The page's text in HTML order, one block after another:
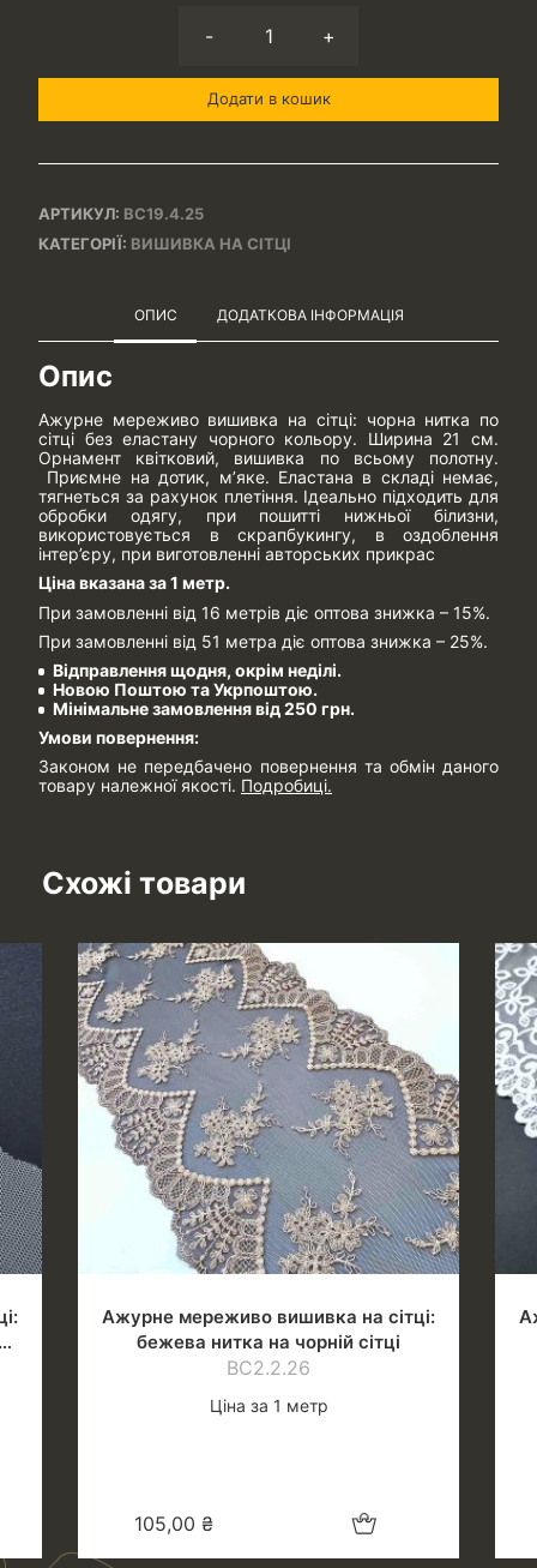
- +
Додати в кошик
АРТИКУЛ: ВС19.4.25
КАТЕГОРІЇ: ВИШИВКА НА СІТЦІ
ОПИС ДОДАТКОВА ІНФОРМАЦІЯ
Опис
Ажурне мереживо вишивка на сітці: чорна нитка по
сітці без еластану чорного кольору. Ширина 21 см.
Орнамент квітковий, вишивка по всьому полотну.
Приємне на дотик, м’яке. Еластана в складі немає,
тягнеться за рахунок плетіння. Ідеально підходить для
обробки одягу, при пошитті нижньої білизни,
використовується в скрапбукингу, в оздоблення
інтер’єру, при виготовленні авторських прикрас
Ціна вказана за 1 метр.
При замовленні від 16 метрів діє оптова знижка – 15%.
При замовленні від 51 метра діє оптова знижка – 25%.
Відправлення щодня, окрім неділі.
Новою Поштою та Укрпоштою.
Мінімальне замовлення від 250 грн.
Умови повернення:
Законом не передбачено повернення та обмін даного
товару належної якості. Подробиці.
Схожі товари
Ажурне мереживо вишивка на сітці:
бежева нитка на чорній сітці
ВС2.2.26
Ціна за 1 метр
105,00 ₴ Додати в кошик